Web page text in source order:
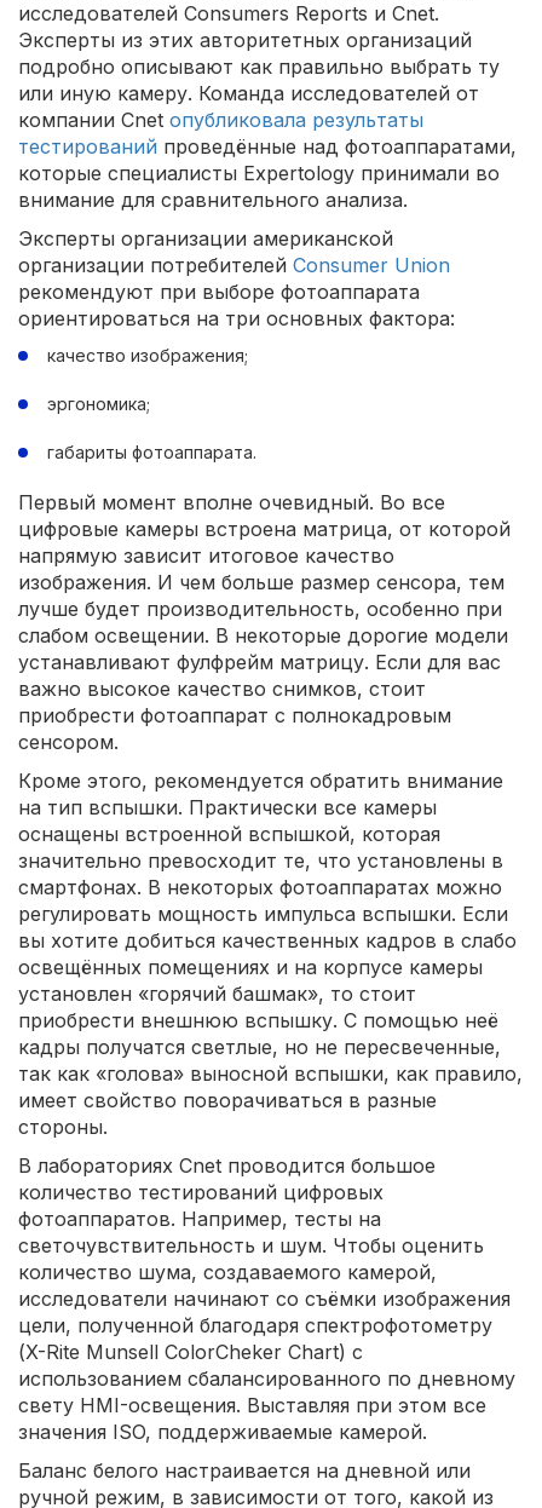
исследователей Consumers Reports и Cnet.
Эксперты из этих авторитетных организаций
подробно описывают как правильно выбрать ту
или иную камеру. Команда исследователей от
компании Cnet опубликовала результаты
тестирований проведённые над фотоаппаратами,
которые специалисты Expertology принимали во
внимание для сравнительного анализа.
Эксперты организации американской
организации потребителей Consumer Union
рекомендуют при выборе фотоаппарата
ориентироваться на три основных фактора:
качество изображения;
эргономика;
габариты фотоаппарата.
Первый момент вполне очевидный. Во все
цифровые камеры встроена матрица, от которой
напрямую зависит итоговое качество
изображения. И чем больше размер сенсора, тем
лучше будет производительность, особенно при
слабом освещении. В некоторые дорогие модели
устанавливают фулфрейм матрицу. Если для вас
важно высокое качество снимков, стоит
приобрести фотоаппарат с полнокадровым
сенсором.
Кроме этого, рекомендуется обратить внимание
на тип вспышки. Практически все камеры
оснащены встроенной вспышкой, которая
значительно превосходит те, что установлены в
смартфонах. В некоторых фотоаппаратах можно
регулировать мощность импульса вспышки. Если
вы хотите добиться качественных кадров в слабо
освещённых помещениях и на корпусе камеры
установлен «горячий башмак», то стоит
приобрести внешнюю вспышку. С помощью неё
кадры получатся светлые, но не пересвеченные,
так как «голова» выносной вспышки, как правило,
имеет свойство поворачиваться в разные
стороны.
В лабораториях Cnet проводится большое
количество тестирований цифровых
фотоаппаратов. Например, тесты на
светочувствительность и шум. Чтобы оценить
количество шума, создаваемого камерой,
исследователи начинают со съёмки изображения
цели, полученной благодаря спектрофотометру
(X-Rite Munsell ColorCheker Chart) с
использованием сбалансированного по дневному
свету HMI-освещения. Выставляя при этом все
значения ISO, поддерживаемые камерой.
Баланс белого настраивается на дневной или
ручной режим, в зависимости от того, какой из